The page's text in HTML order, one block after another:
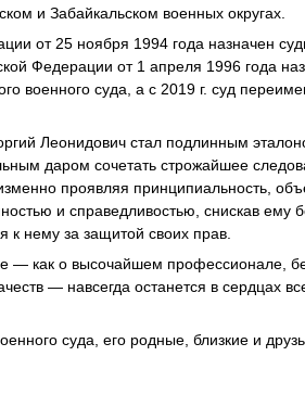
и Забайкальском военных округах.
от 25 ноября 1994 года назначен
Федерации от 1 апреля 1996 года
военного суда, а с 2019 г. суд
Леонидович стал подлинным
даром сочетать строжайшее
проявляя принципиальность,
и справедливостью, снискав ему
к нему за защитой своих прав.
— как о высочайшем профессионале,
— навсегда останется в сердцах
суда, его родные, близкие и